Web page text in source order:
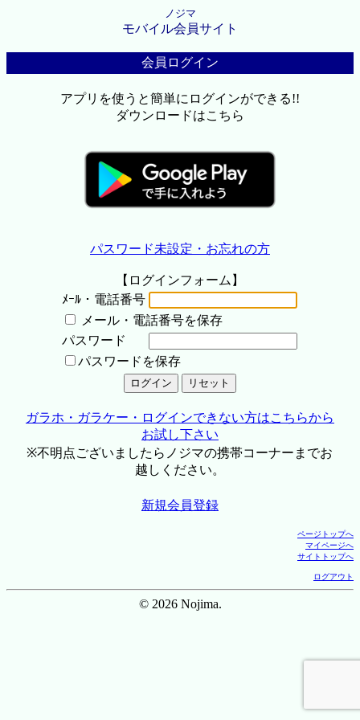
ノジマ
モバイル会員サイト
会員ログイン
アプリを使うと簡単にログインができる!!
ダウンロードはこちら
パスワード未設定・お忘れの方
【ログインフォーム】
ﾒｰﾙ・電話番号
メール・電話番号を保存
パスワード
パスワードを保存
ガラホ・ガラケー・ログインできない方はこちらから
お試し下さい
※不明点ございましたらノジマの携帯コーナーまでお
越しください。
新規会員登録
ページトップへ
マイページへ
サイトトップへ
ログアウト
© 2026 Nojima.